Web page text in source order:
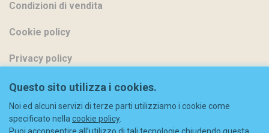
Condizioni di vendita
Cookie policy
Privacy policy
Metodi di pagamento
Spedizioni
Questo sito utilizza i cookies.
Noi ed alcuni servizi di terze parti utilizziamo i cookie come
specificato nella cookie policy.